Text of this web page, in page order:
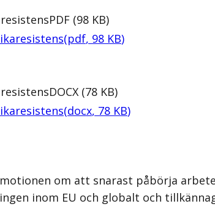
PDF (98 KB)
(pdf, 98 KB)
DOCX (78 KB)
(docx, 78 KB)
motionen om att snarast påbörja
inom EU och globalt och